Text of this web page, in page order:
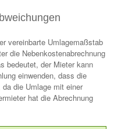
vereinbarte Umlagemaßstab
die Nebenkostenabrechnung
bedeutet, der Mieter kann
einwenden, dass die
die Umlage mit einer
hat die Abrechnung